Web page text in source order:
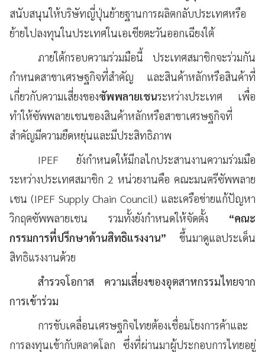
สนับสนุนให้บริษัทญี่ปุ่นย้ายฐานการผลิตกลับประเทศหรือ
ย้ายไปลงทุนในประเทศในเอเชียตะวันออกเฉียงใต้
ภายใต้กรอบความร่วมมือนี้ ประเทศสมาชิกจะร่วมกัน
กำหนดสาขาเศรษฐกิจที่สำคัญ และสินค้าหลักหรือสินค้าที่
เกี่ยวกับความเสี่ยงของซัพพลายเชนระหว่างประเทศ เพื่อ
ทำให้ซัพพลายเชนของสินค้าหลักหรือสาขาเศรษฐกิจที่
สำคัญมีความยืดหยุ่นและมีประสิทธิภาพ
IPEF ยังกำหนดให้มีกลไกประสานงานความร่วมมือ
ระหว่างประเทศสมาชิก 2 หน่วยงานคือ คณะมนตรีซัพพลาย
เชน (IPEF Supply Chain Council) และเครือข่ายแก้ปัญหา
วิกฤตซัพพลายเชน รวมทั้งยังกำหนดให้จัดตั้ง “คณะ
กรรมการที่ปรึกษาด้านสิทธิแรงงาน” ขึ้นมาดูแลประเด็น
สิทธิแรงงานด้วย
สำรวจโอกาส ความเสี่ยงของอุตสาหกรรมไทยจาก
การเข้าร่วม
การขับเคลื่อนเศรษฐกิจไทยต้องเชื่อมโยงการค้าและ
การลงทุนเข้ากับตลาดโลก ซึ่งที่ผ่านมาผู้ประกอบการไทยอยู่